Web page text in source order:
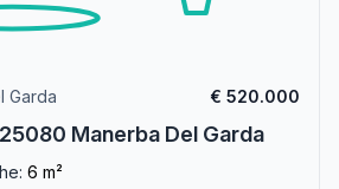
Garda € 520.000
Manerba Del Garda
6 m²